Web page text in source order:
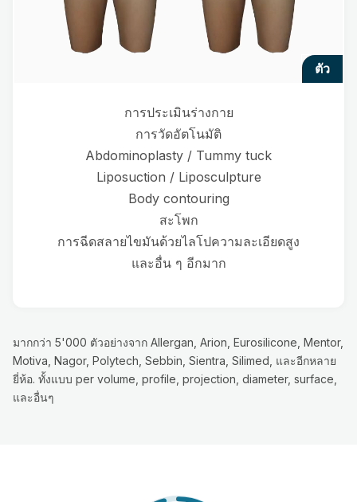
ตัว
การประเมินร่างกาย
การวัดอัตโนมัติ
Abdominoplasty / Tummy tuck
Liposuction / Liposculpture
Body contouring
สะโพก
การฉีดสลายไขมันด้วยไลโปความละเอียดสูง
และอื่น ๆ อีกมาก
มากกว่า 5'000 ตัวอย่างจาก Allergan, Arion, Eurosilicone, Mentor,
Motiva, Nagor, Polytech, Sebbin, Sientra, Silimed, และอีกหลาย
ยี่ห้อ. ทั้งแบบ per volume, profile, projection, diameter, surface,
และอื่นๆ